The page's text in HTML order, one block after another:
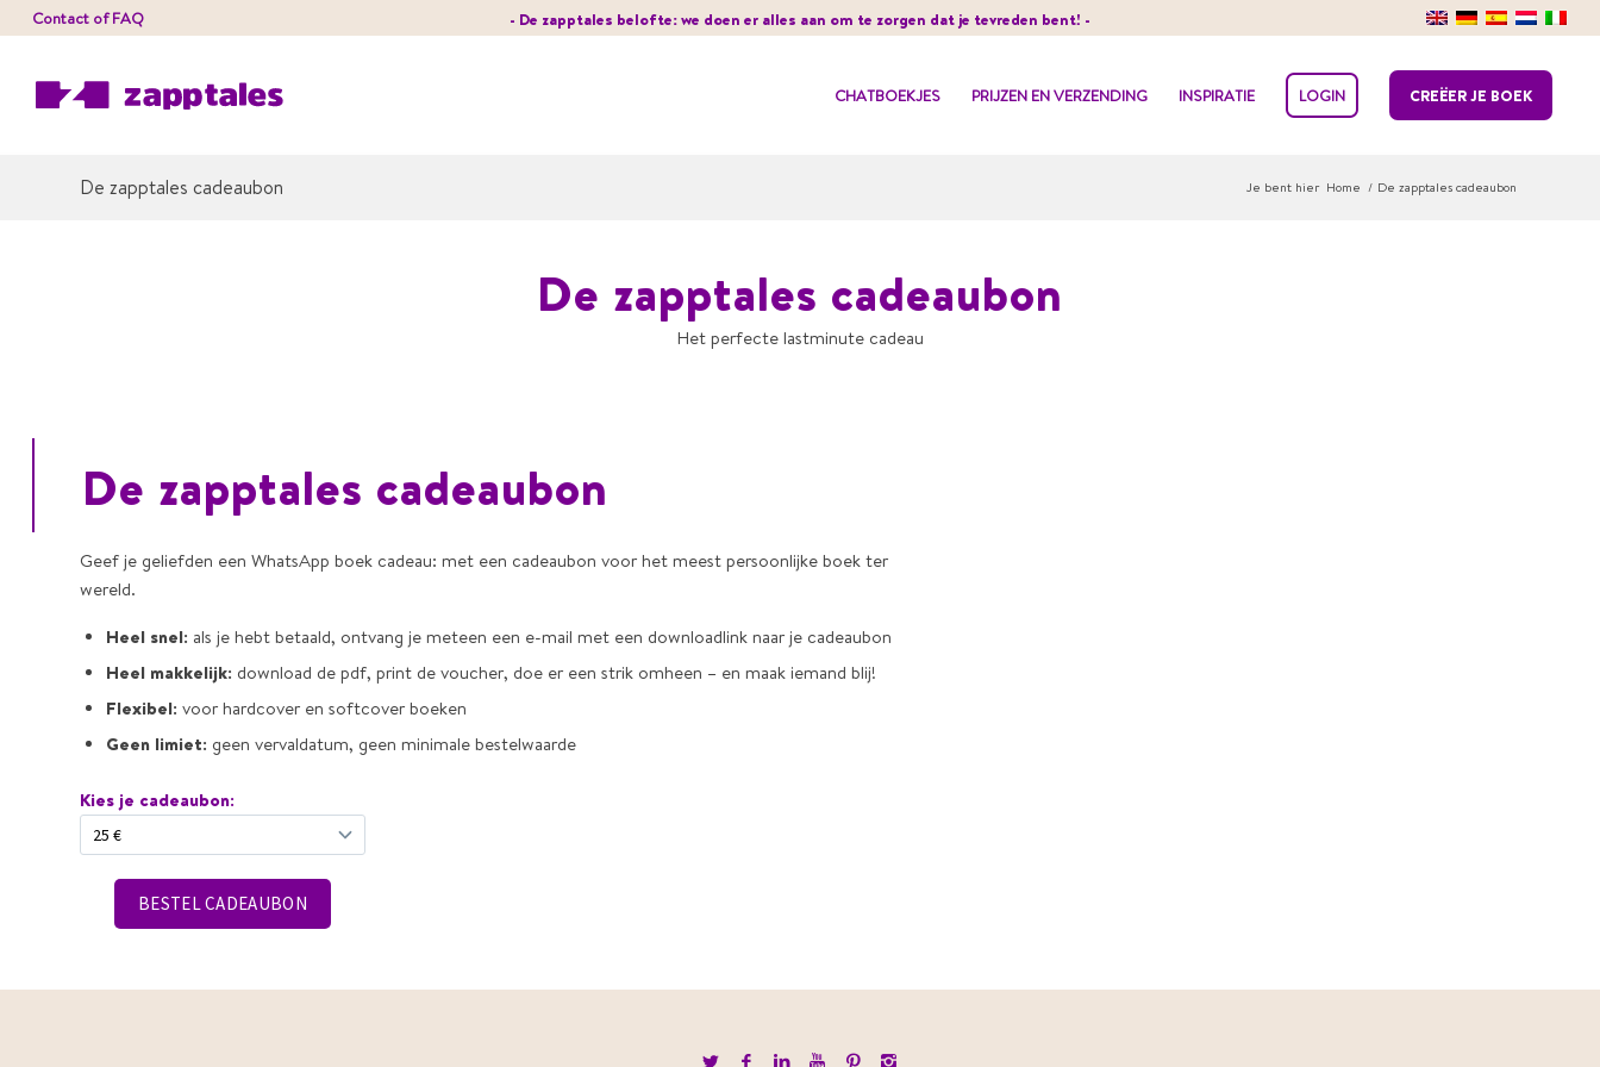
ContactofFAQ - De zapptales belofte: we doen er alles aan om te zorgen dat je tevreden bent! -
CHATBOEKJES PRIJZEN EN VERZENDING INSPIRATIE LOGIN CREËER JE BOEK
De zapptales cadeaubon Je bent hier Home / De zapptales cadeaubon
De zapptales cadeaubon
Het perfecte lastminute cadeau
De zapptales cadeaubon
Geef je geliefden een WhatsApp boek cadeau: met een cadeaubon voor het meest persoonlijke boek ter
wereld.
Heel snel: als je hebt betaald, ontvang je meteen een e-mail met een downloadlink naar je cadeaubon
Heel makkelijk: download de pdf, print de voucher, doe er een strik omheen – en maak iemand blij!
Flexibel: voor hardcover en softcover boeken
Geen limiet: geen vervaldatum, geen minimale bestelwaarde
Kies je cadeaubon: